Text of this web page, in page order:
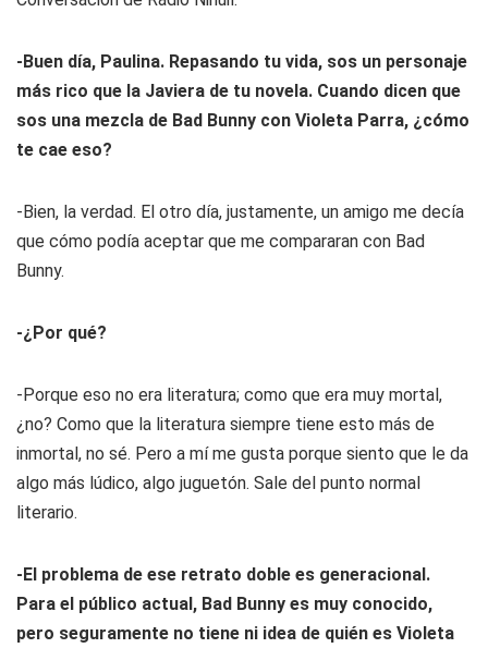
-Buen día, Paulina. Repasando tu vida, sos un personaje
más rico que la Javiera de tu novela. Cuando dicen que
sos una mezcla de Bad Bunny con Violeta Parra, ¿cómo
te cae eso?
-Bien, la verdad. El otro día, justamente, un amigo me decía
que cómo podía aceptar que me compararan con Bad
Bunny.
-¿Por qué?
-Porque eso no era literatura; como que era muy mortal,
¿no? Como que la literatura siempre tiene esto más de
inmortal, no sé. Pero a mí me gusta porque siento que le da
algo más lúdico, algo juguetón. Sale del punto normal
literario.
-El problema de ese retrato doble es generacional.
Para el público actual, Bad Bunny es muy conocido,
pero seguramente no tiene ni idea de quién es Violeta